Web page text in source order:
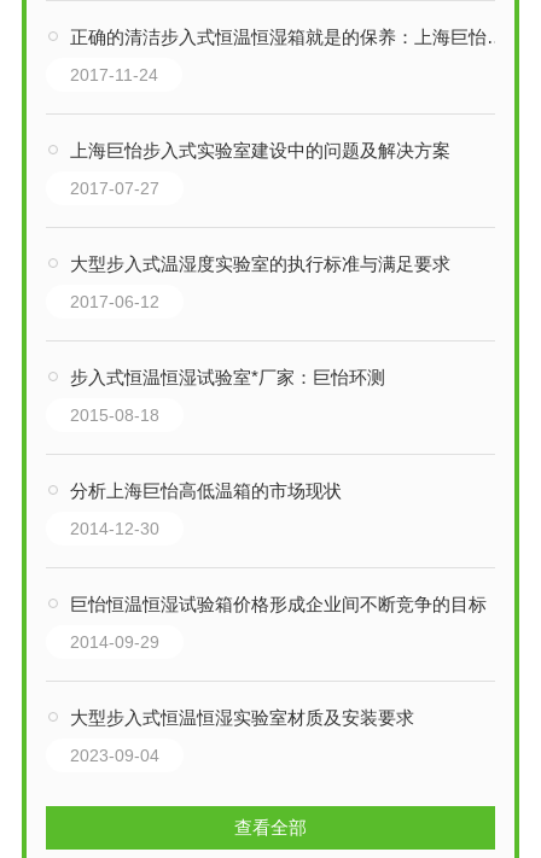
正确的清洁步入式恒温恒湿箱就是的保养：上海巨怡环试
2017-11-24
上海巨怡步入式实验室建设中的问题及解决方案
2017-07-27
大型步入式温湿度实验室的执行标准与满足要求
2017-06-12
步入式恒温恒湿试验室*厂家：巨怡环测
2015-08-18
分析上海巨怡高低温箱的市场现状
2014-12-30
巨怡恒温恒湿试验箱价格形成企业间不断竞争的目标
2014-09-29
大型步入式恒温恒湿实验室材质及安装要求
2023-09-04
查看全部